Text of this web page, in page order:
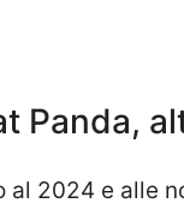
Panda,
al 2024 e alle